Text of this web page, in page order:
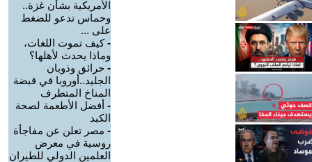
الأمريكية بشأن غزة..
وحماس تدعو للضغط
على ...
-كيف تموت اللغات،
وماذا يحدث لأهلها؟
- حرائق وذوبان
الجليد..أوروبا في قبضة
المناخ المتطرف
- أفضل الأطعمة لصحة
الكبد
- مصر تعلن عن مفاجأة
روسية في معرض
العلمين الدولي للطيران